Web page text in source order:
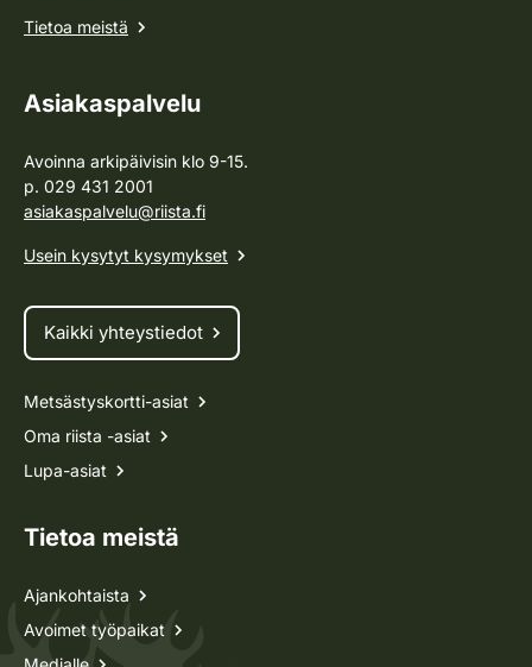
Tietoa meistä
Asiakaspalvelu
Avoinna arkipäivisin klo 9-15.
p. 029 431 2001
asiakaspalvelu@riista.fi
Usein kysytyt kysymykset
Kaikki yhteystiedot
Metsästyskortti-asiat
Oma riista -asiat
Lupa-asiat
Tietoa meistä
Ajankohtaista
Avoimet työpaikat